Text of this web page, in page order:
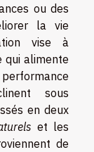
ou des
la vie
vise à
qui alimente
sous
en deux
et les
de